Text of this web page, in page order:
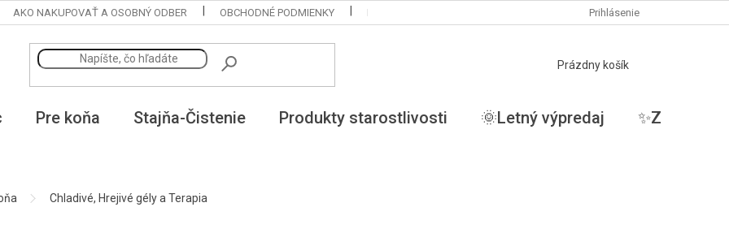
AKO NAKUPOVAŤ A OSOBNÝ ODBER OBCHODNÉ PODMIENKY PODMIENKY OCHRANY OSOBNÝCH ÚDAJOV MOJA OBJEDNÁVKA
Prihlásenie
NÁKUPNÝ
Prázdny košík
Pre koňa Stajňa-Čistenie Produkty starostlivosti 🌞Letný výpredaj ✨ZĽAVY✨
Chladivé, Hrejivé gély a Terapia